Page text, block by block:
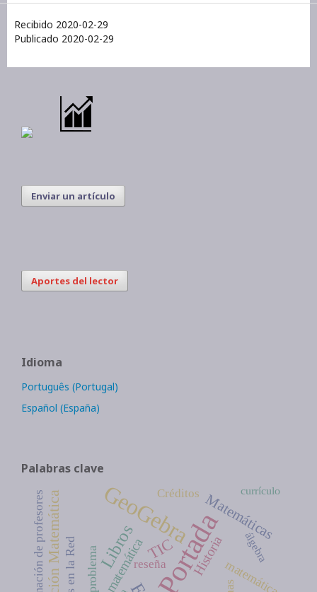
Recibido 2020-02-29
Publicado 2020-02-29
Enviar un artículo
Aportes del lector
Idioma
Português (Portugal)
Español (España)
Palabras clave
Portada
GeoGebra
Libros TIC
Matemáticas
Historia
matemática
problema reseña
Créditos
formación de profesores álgebra
currículo